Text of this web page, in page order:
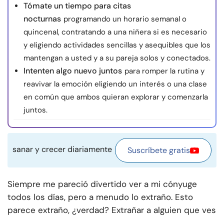
Idioma
Contáctanos Escríbenos
Publicidad con
nosotros
© Copyright 2026. Todos los derechos reservados.
Tómate un tiempo para citas
nocturnas programando un horario semanal o
quincenal, contratando a una niñera si es necesario
y eligiendo actividades sencillas y asequibles que los
mantengan a usted y a su pareja solos y conectados.
Intenten algo nuevo juntos para romper la rutina y
reavivar la emoción eligiendo un interés o una clase
en común que ambos quieran explorar y comenzarla
juntos.
sanar y crecer diariamente Suscríbete gratis
Siempre me pareció divertido ver a mi cónyuge
todos los días, pero a menudo lo extraño. Esto
parece extraño, ¿verdad? Extrañar a alguien que ves